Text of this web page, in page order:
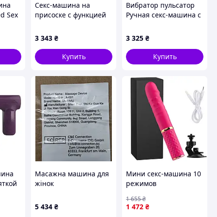
Sex
Секс-машина на
присоске с функцией
дистанционным
управлением черная с
реалистичным
вибратором
3 343 ₴
Купить
Вибратор пульсатор
Ручная секс-машина с
LYBAILE Massage Gun
ErMax
3 325 ₴
Купить
Масажна машина для
жінок
5 434 ₴
Мини секс-машина 10
режимов
движений Фуксия с
присоской
1 472 ₴
1 655₴